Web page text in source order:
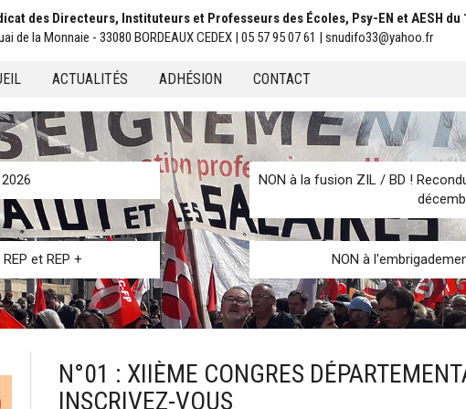
des Directeurs, Instituteurs et Professeurs des Écoles, Psy-EN et AESH
de la Monnaie - 33080 BORDEAUX CEDEX | 05 57 95 07 61 | snudifo33@yahoo.fr
ACTUALITÉS ADHÉSION CONTACT
NON à la fusion ZIL / BD !
et REP + NON à
N°01 : XIIÈME CONGRES
INSCRIVEZ-VOUS